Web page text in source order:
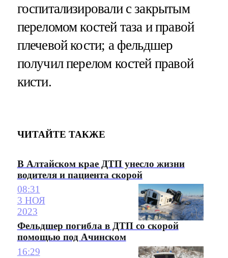
госпитализировали с закрытым
переломом костей таза и правой
плечевой кости; а фельдшер
получил перелом костей правой
кисти.
ЧИТАЙТЕ ТАКЖЕ
В Алтайском крае ДТП унесло жизни
водителя и пациента скорой
08:31
3 НОЯ
2023
Фельдшер погибла в ДТП со скорой
помощью под Ачинском
16:29